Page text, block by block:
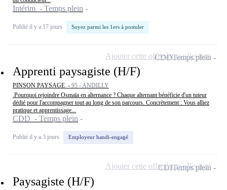
Intérim - Temps plein
Publié il y a 17 jours Soyez parmi les 1ers à postuler
Apprenti paysagiste (H/F)
PINSON PAYSAGE - 95 - ANDILLY
.Pourquoi rejoindre Osmaïa en alternance ? Chaque alternant bénéficie d'un tuteur
dédié pour l'accompagner tout au long de son parcours. Concrètement : Vous alliez
pratique et apprentissage...
CDD - Temps plein
Publié il y a 3 jours Employeur handi-engagé
CDDTemps plein
Ajouter cette offre à ma sélection
Paysagiste (H/F)
CDITemps plein
Ajouter cette offre à ma sélection